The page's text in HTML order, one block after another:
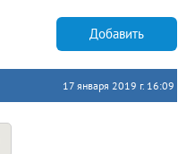
Добавить
17 января 2019 г. 16:09